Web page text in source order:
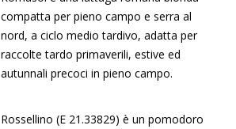
compatta per pieno campo e serra al
nord, a ciclo medio tardivo, adatta per
raccolte tardo primaverili, estive ed
autunnali precoci in pieno campo.
Rossellino (E 21.33829) è un pomodoro